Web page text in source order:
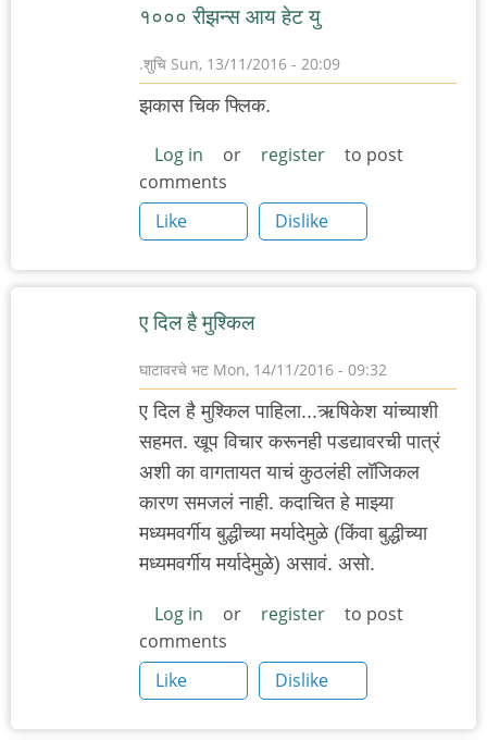
१००० रीझन्स आय हेट यु
.शुचि Sun, 13/11/2016 - 20:09
झकास चिक फ्लिक.
Log in or register
to post
comments
Like
Dislike
ए दिल है मुश्किल
घाटावरचे भट Mon, 14/11/2016 - 09:32
ए दिल है मुश्किल पाहिला...ऋषिकेश यांच्याशी
सहमत. खूप विचार करूनही पडद्यावरची पात्रं
अशी का वागतायत याचं कुठलंही लॉजिकल
कारण समजलं नाही. कदाचित हे माझ्या
मध्यमवर्गीय बुद्धीच्या मर्यादेमुळे (किंवा बुद्धीच्या
मध्यमवर्गीय मर्यादेमुळे) असावं. असो.
Log in or register
to post
comments
Like
Dislike